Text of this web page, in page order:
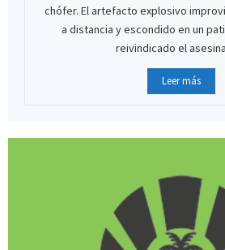
chófer. El artefacto explosivo
a distancia y escondido en un
reivindicado el
Leer más